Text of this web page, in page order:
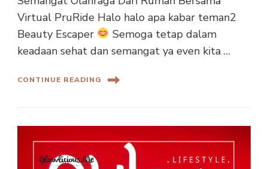
Virtual PruRide Halo halo apa kabar teman2
Beauty Escaper
Semoga tetap dalam
keadaan sehat dan semangat ya even kita …
CONTINUE READING